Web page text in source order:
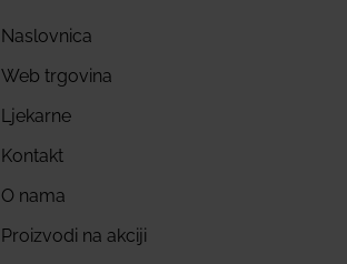
Naslovnica
Web trgovina
Ljekarne
Kontakt
O nama
Proizvodi na akciji